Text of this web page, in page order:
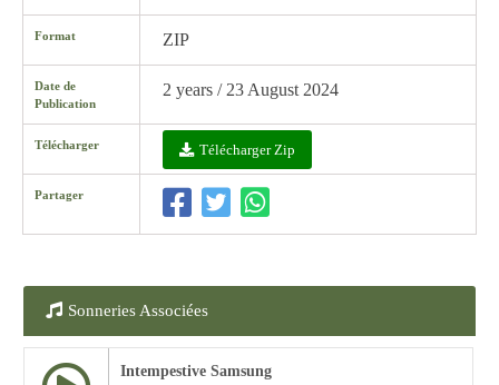
Format ZIP
Date de
Publication
2 years / 23 August 2024
Télécharger Télécharger Zip
Partager
Sonneries Associées
Intempestive Samsung